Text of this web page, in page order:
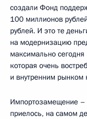
создали Фонд
100 миллионов
рублей. И это те
на модернизацию
максимально
которая очень
и внутренним рынком
Импортозамещение –
приелось, на самом